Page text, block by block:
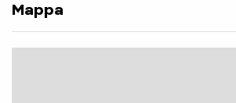
Mappa